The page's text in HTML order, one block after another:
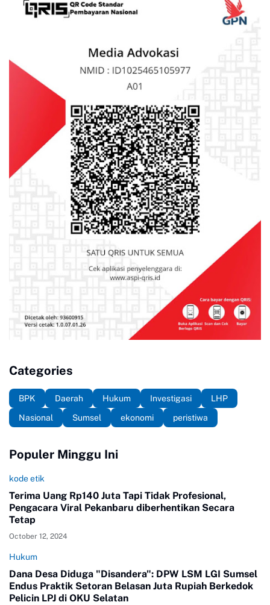
Categories
BPK Daerah Hukum Investigasi
LHP
Nasional
Sumsel ekonomi peristiwa
Populer Minggu Ini
kode etik
Terima Uang Rp140 Juta Tapi Tidak Profesional,
Pengacara Viral Pekanbaru diberhentikan Secara
Tetap
October 12, 2024
Hukum
Dana Desa Diduga "Disandera": DPW LSM LGI Sumsel
Endus Praktik Setoran Belasan Juta Rupiah Berkedok
Pelicin LPJ di OKU Selatan